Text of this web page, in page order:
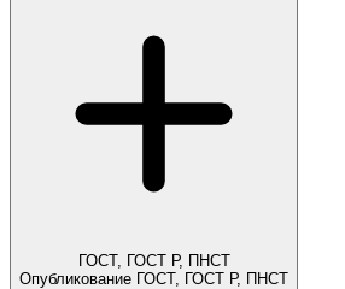
ГОСТ, ГОСТ Р, ПНСТ
Опубликование ГОСТ, ГОСТ Р, ПНСТ